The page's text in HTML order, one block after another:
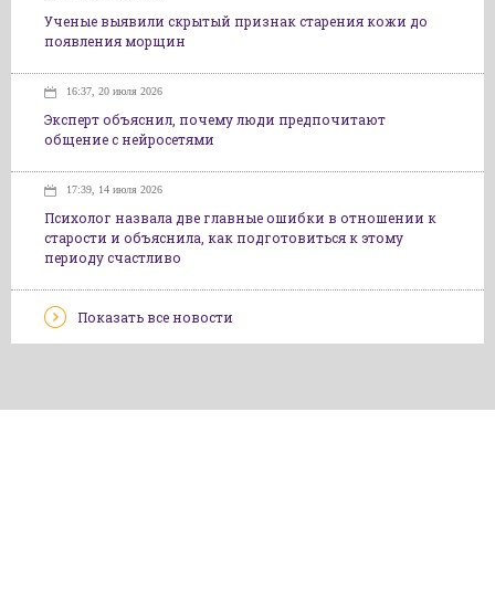
Ученые выявили скрытый признак старения кожи до
появления морщин
16:37, 20 июля 2026
Эксперт объяснил, почему люди предпочитают
общение с нейросетями
17:39, 14 июля 2026
Психолог назвала две главные ошибки в отношении к
старости и объяснила, как подготовиться к этому
периоду счастливо
Показать все новости